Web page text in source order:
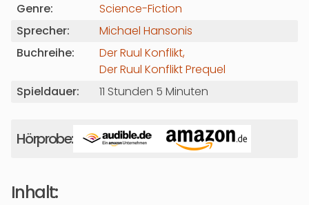
Genre:
Science-Fiction
Sprecher:
Michael Hansonis
Buchreihe:
Der Ruul Konflikt
Der Ruul Konflikt Prequel
Spieldauer:
11 Stunden 5 Minuten
Hörprobe:
Inhalt: